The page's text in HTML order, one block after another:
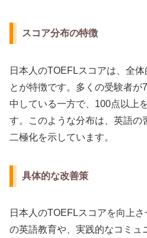
スコア分布の特徴
日本人のTOEFLスコアは、全
とが特徴です。多くの受験者が
中している一方で、100点以上
す。このような分布は、英語の
二極化を示しています。
具体的な改善策
日本人のTOEFLスコアを向上
の英語教育や、実践的なコミュ